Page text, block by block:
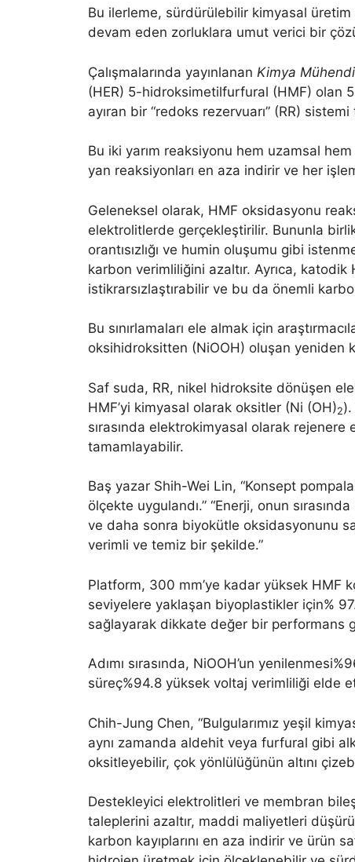
Bu ilerleme, sürdürülebilir kimyasal
devam eden zorluklara umut verici bir
Çalışmalarında yayınlanan Kimya
(HER) 5-hidroksimetilfurfural (HMF) olan
ayıran bir “redoks rezervuarı” (RR) sistemi
Bu iki yarım reaksiyonu hem uzamsal
yan reaksiyonları en aza indirir ve her
Geleneksel olarak, HMF oksidasyonu
elektrolitlerde gerçekleştirilir. Bununla
orantısızlığı ve humin oluşumu gibi
karbon verimliliğini azaltır. Ayrıca,
istikrarsızlaştırabilir ve bu da önemli
Bu sınırlamaları ele almak için
oksihidroksitten (NiOOH) oluşan yeniden
Saf suda, RR, nikel hidroksite dönüşen
HMF’yi kimyasal olarak oksitler (Ni (OH)2).
sırasında elektrokimyasal olarak
tamamlayabilir.
Baş yazar Shih-Wei Lin, “Konsept
ölçekte uygulandı.” “Enerji, onun
ve daha sonra biyokütle oksidasyonunu
verimli ve temiz bir şekilde.”
Platform, 300 mm’ye kadar yüksek HMF
seviyelere yaklaşan biyoplastikler için%
sağlayarak dikkate değer bir performans
Adımı sırasında, NiOOH’un
süreç%94.8 yüksek voltaj verimliliği elde
Chih-Jung Chen, “Bulgularımız yeşil
aynı zamanda aldehit veya furfural gibi
oksitleyebilir, çok yönlülüğünün altını
Destekleyici elektrolitleri ve membran
taleplerini azaltır, maddi maliyetleri
karbon kayıplarını en aza indirir ve ürün